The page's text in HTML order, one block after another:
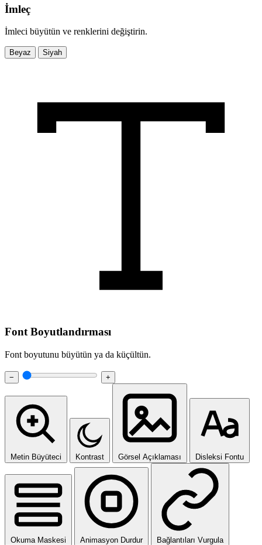
İmleç
İmleci büyütün ve renklerini değiştirin.
Beyaz Siyah
Font Boyutlandırması
Font boyutunu büyütün ya da küçültün.
− +
Metin Büyüteci Kontrast Görsel Açıklaması Disleksi Fontu
Okuma Maskesi Animasyon Durdur Bağlantıları Vurgula